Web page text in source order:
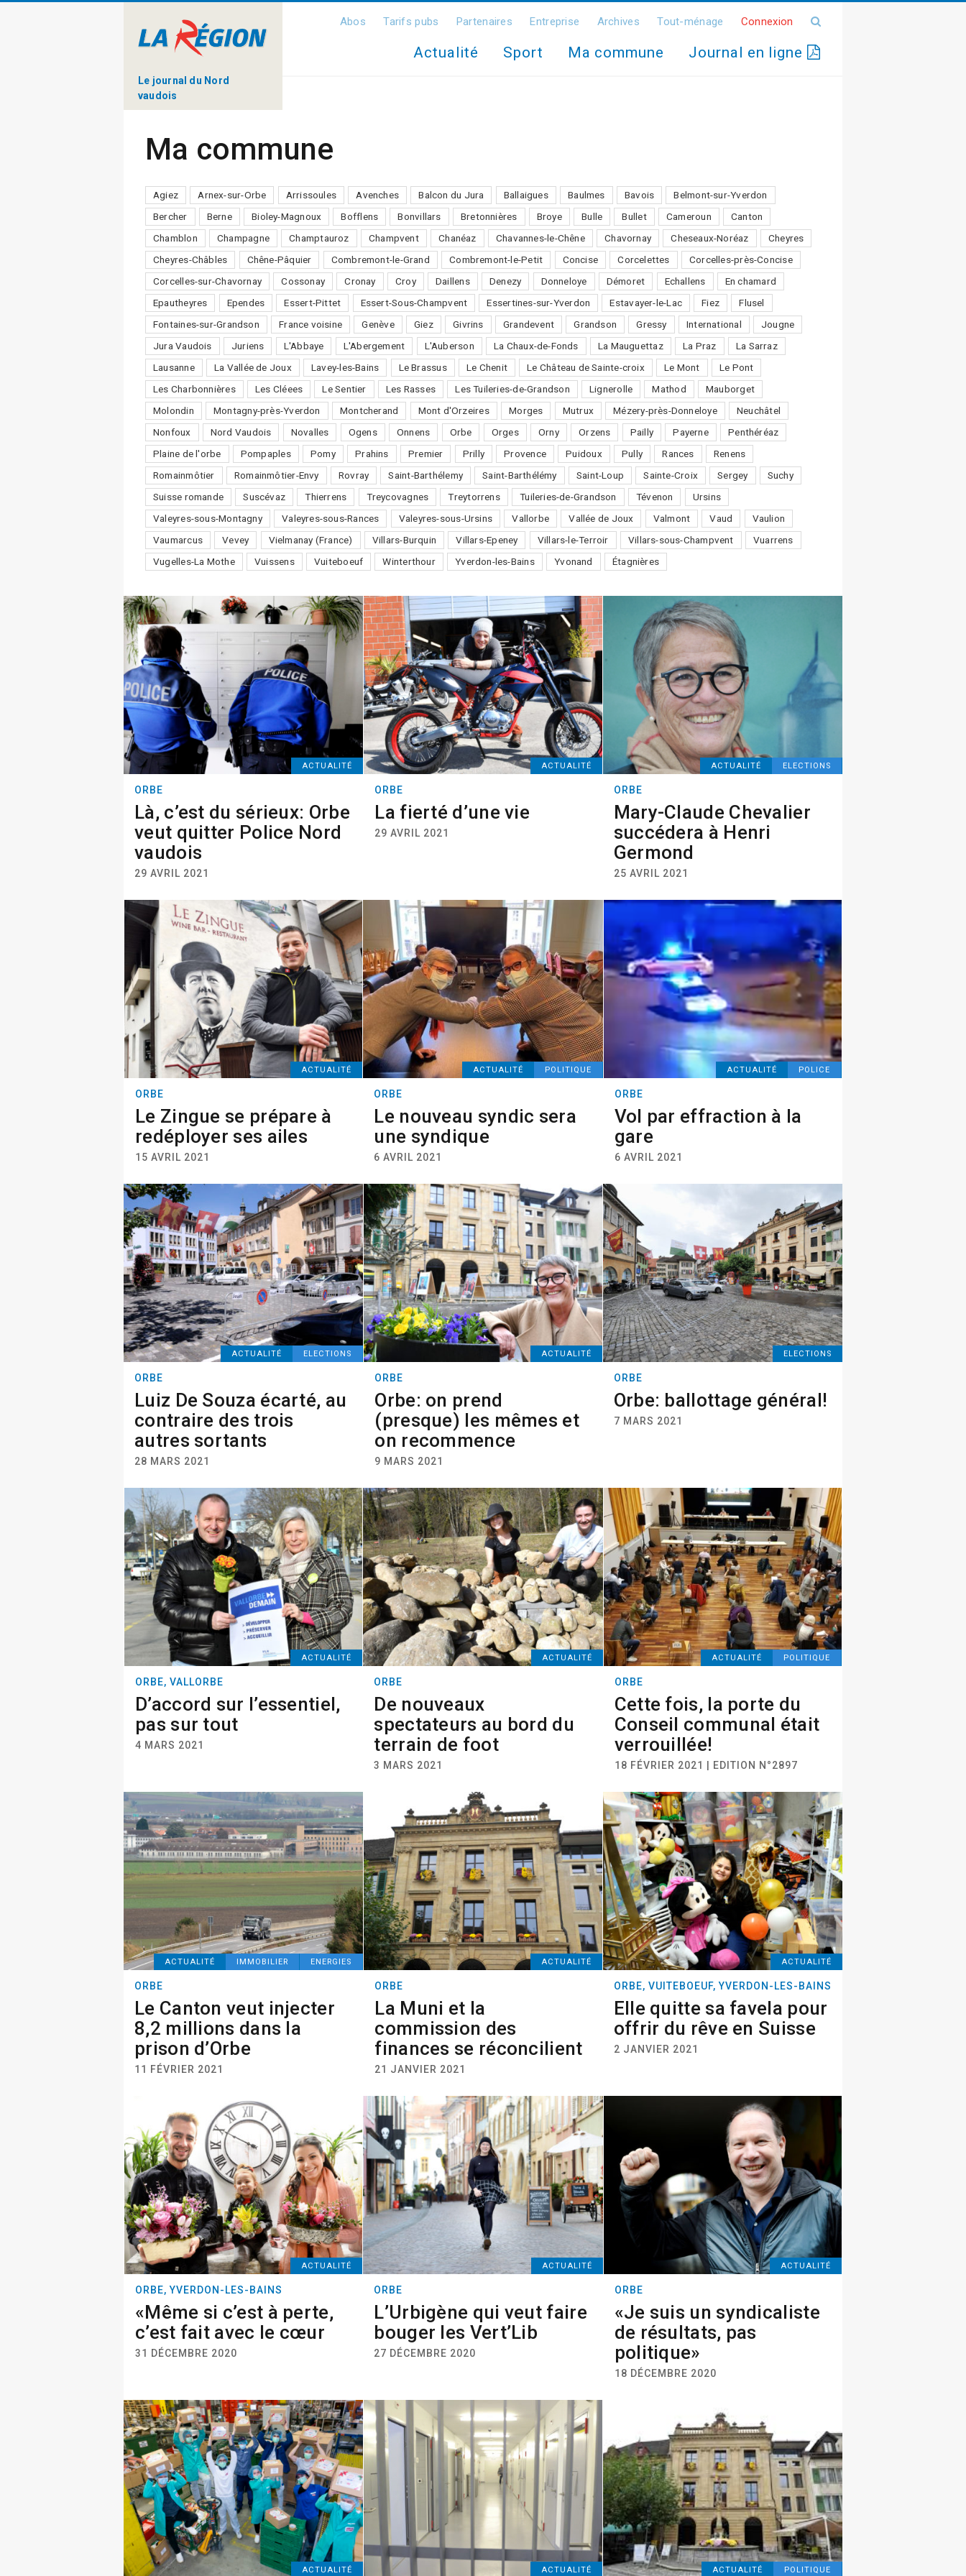
Le journal du Nord
vaudois
Abos Tarifs pubs Partenaires Entreprise Archives Tout-ménage Connexion
Actualité Sport Ma commune Journal en ligne
Ma commune
Agiez Arnex-sur-Orbe Arrissoules Avenches Balcon du Jura Ballaigues Baulmes Bavois
Belmont-sur-Yverdon
Bercher
Berne Bioley-Magnoux Bofflens Bonvillars Bretonnières Broye Bulle Bullet Cameroun
Canton
Chamblon
Champagne Champtauroz Champvent Chanéaz Chavannes-le-Chêne Chavornay Cheseaux-Noréaz
Cheyres
Cheyres-Châbles
Chêne-Pâquier Combremont-le-Grand Combremont-le-Petit Concise Corcelettes
Corcelles-près-Concise
Corcelles-sur-Chavornay
Cossonay Cronay Croy Daillens Denezy Donneloye Démoret Echallens
En chamard
Epautheyres
Ependes Essert-Pittet Essert-Sous-Champvent Essertines-sur-Yverdon Estavayer-le-Lac Fiez
Flusel
Fontaines-sur-Grandson
France voisine Genève Giez Givrins Grandevent Grandson Gressy International
Jougne
Jura Vaudois
Juriens L'Abbaye L'Abergement L'Auberson La Chaux-de-Fonds La Mauguettaz La Praz
La Sarraz
Lausanne
La Vallée de Joux Lavey-les-Bains Le Brassus Le Chenit Le Château de Sainte-croix Le Mont
Le Pont
Les Charbonnières
Les Cléees Le Sentier Les Rasses Les Tuileries-de-Grandson Lignerolle Mathod
Mauborget
Molondin
Montagny-près-Yverdon Montcherand Mont d'Orzeires Morges Mutrux Mézery-près-Donneloye
Neuchâtel
Nonfoux
Nord Vaudois Novalles Ogens Onnens Orbe Orges Orny Orzens Pailly Payerne
Penthéréaz
Plaine de l'orbe
Pompaples Pomy Prahins Premier Prilly Provence Puidoux Pully Rances
Renens
Romainmôtier
Romainmôtier-Envy Rovray Saint-Barthélemy Saint-Barthélémy Saint-Loup Sainte-Croix Sergey
Suchy
Suisse romande
Suscévaz Thierrens Treycovagnes Treytorrens Tuileries-de-Grandson Tévenon
Ursins
Valeyres-sous-Montagny
Valeyres-sous-Rances Valeyres-sous-Ursins Vallorbe Vallée de Joux Valmont Vaud
Vaulion
Vaumarcus
Vevey Vielmanay (France) Villars-Burquin Villars-Epeney Villars-le-Terroir Villars-sous-Champvent
Vuarrens
Vugelles-La Mothe
Vuissens Vuiteboeuf Winterthour Yverdon-les-Bains Yvonand Étagnières
ACTUALITÉ
ORBE
Là, c’est du sérieux: Orbe
veut quitter Police Nord
vaudois
29 AVRIL 2021
ACTUALITÉ
ORBE
La fierté d’une vie
29 AVRIL 2021
ACTUALITÉ ELECTIONS
ORBE
Mary-Claude Chevalier
succédera à Henri
Germond
25 AVRIL 2021
ACTUALITÉ
ORBE
Le Zingue se prépare à
redéployer ses ailes
15 AVRIL 2021
ACTUALITÉ POLITIQUE
ORBE
Le nouveau syndic sera
une syndique
6 AVRIL 2021
ACTUALITÉ POLICE
ORBE
Vol par effraction à la
gare
6 AVRIL 2021
ACTUALITÉ ELECTIONS
ORBE
Luiz De Souza écarté, au
contraire des trois
autres sortants
28 MARS 2021
ACTUALITÉ
ORBE
Orbe: on prend
(presque) les mêmes et
on recommence
9 MARS 2021
ELECTIONS
ORBE
Orbe: ballottage général!
7 MARS 2021
ACTUALITÉ
ORBE, VALLORBE
D’accord sur l’essentiel,
pas sur tout
4 MARS 2021
ACTUALITÉ
ORBE
De nouveaux
spectateurs au bord du
terrain de foot
3 MARS 2021
ACTUALITÉ POLITIQUE
ORBE
Cette fois, la porte du
Conseil communal était
verrouillée!
18 FÉVRIER 2021 | EDITION N°2897
ACTUALITÉ IMMOBILIER ENERGIES
ORBE
Le Canton veut injecter
8,2 millions dans la
prison d’Orbe
11 FÉVRIER 2021
ACTUALITÉ
ORBE
La Muni et la
commission des
finances se réconcilient
21 JANVIER 2021
ACTUALITÉ
ORBE, VUITEBOEUF, YVERDON-LES-BAINS
Elle quitte sa favela pour
offrir du rêve en Suisse
2 JANVIER 2021
ACTUALITÉ
ORBE, YVERDON-LES-BAINS
«Même si c’est à perte,
c’est fait avec le cœur
31 DÉCEMBRE 2020
ACTUALITÉ
ORBE
L’Urbigène qui veut faire
bouger les Vert’Lib
27 DÉCEMBRE 2020
ACTUALITÉ
ORBE
«Je suis un syndicaliste
de résultats, pas
politique»
18 DÉCEMBRE 2020
ACTUALITÉ ACTUALITÉ ACTUALITÉ POLITIQUE